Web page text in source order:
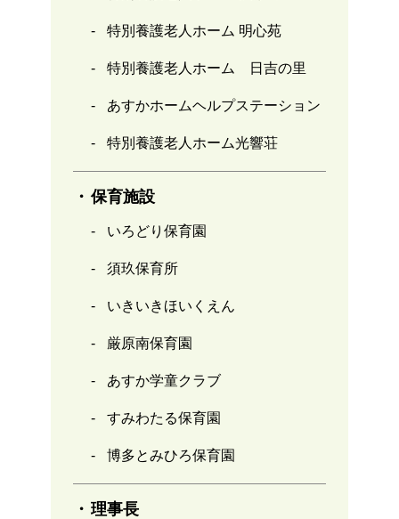
特別養護老人ホーム 明心苑
特別養護老人ホーム 日吉の里
あすかホームヘルプステーション
特別養護老人ホーム光響荘
保育施設
いろどり保育園
須玖保育所
いきいきほいくえん
厳原南保育園
あすか学童クラブ
すみわたる保育園
博多とみひろ保育園
理事長